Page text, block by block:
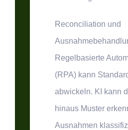
Reconciliation und
Regelbasierte
(RPA) kann
abwickeln. KI kann
hinaus Muster
Ausnahmen